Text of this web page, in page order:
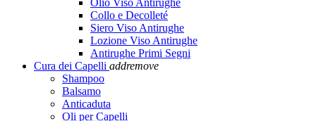
Olio Viso Antirughe
Collo e Decolleté
Siero Viso Antirughe
Lozione Viso Antirughe
Antirughe Primi Segni
Cura dei Capelli addremove
Shampoo
Balsamo
Anticaduta
Oli per Capelli